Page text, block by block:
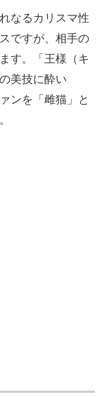
なるカリスマ性
ですが、相手の
す。「王様（キ
美技に酔い
ンを「雌猫」と